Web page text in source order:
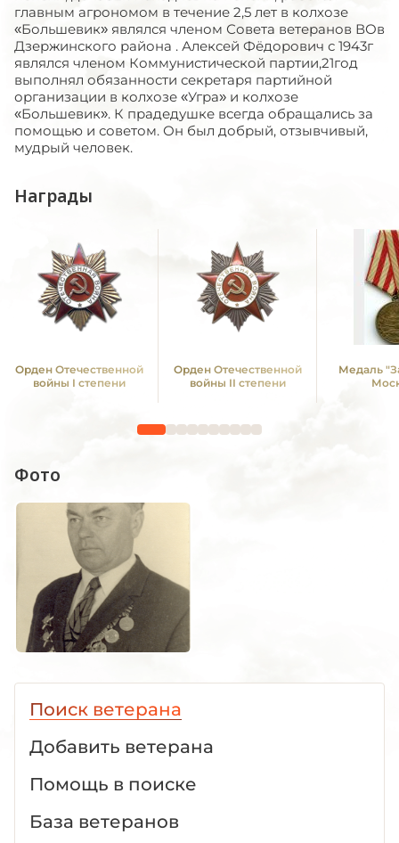
главным агрономом в течение 2,5 лет в колхозе
«Большевик» являлся членом Совета ветеранов ВОв
Дзержинского района . Алексей Фёдорович с 1943г
являлся членом Коммунистической партии,21год
выполнял обязанности секретаря партийной
организации в колхозе «Угра» и колхозе
«Большевик». К прадедушке всегда обращались за
помощью и советом. Он был добрый, отзывчивый,
мудрый человек.
Награды
Орден Отечественной
войны I степени
Орден Отечественной
войны II степени
Медаль
Фото
Поиск ветерана
Добавить ветерана
Помощь в поиске
База ветеранов